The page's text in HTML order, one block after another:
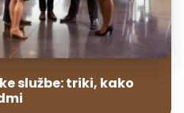
službe: triki, kako